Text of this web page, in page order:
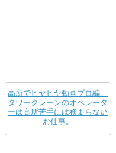
高所でヒヤヒヤ動画プロ編。
タワークレーンのオペレータ
ーは高所苦手には務まらない
お仕事。